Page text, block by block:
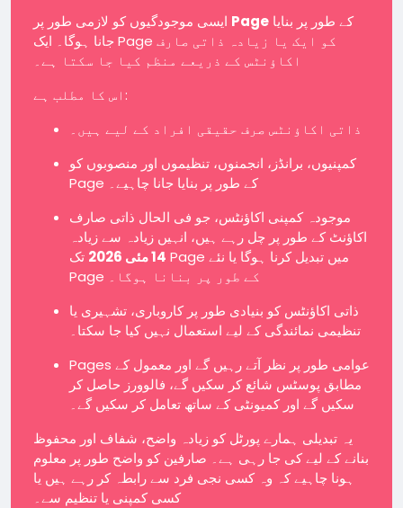
Page
جانا ہوگا۔ ایک Page کو ایک یا زیادہ ذاتی صارف
اکاؤنٹس کے ذریعے منظم کیا جا سکتا ہے۔
اس کا مطلب ہے:
ذاتی اکاؤنٹس صرف حقیقی افراد کے لیے ہیں۔
کمپنیوں، برانڈز، انجمنوں، تنظیموں اور منصوبوں کو
Page کے طور پر بنایا جانا چاہیے۔
موجودہ کمپنی اکاؤنٹس، جو فی الحال ذاتی صارف
اکاؤنٹ کے طور پر چل رہے ہیں، انہیں زیادہ سے زیادہ
14 مئی 2026
تک Page میں تبدیل کرنا ہوگا یا نئے
Page کے طور پر بنانا ہوگا۔
ذاتی اکاؤنٹس کو بنیادی طور پر کاروباری، تشہیری یا
تنظیمی نمائندگی کے لیے استعمال نہیں کیا جا سکتا۔
Pages عوامی طور پر نظر آتے رہیں گے اور معمول کے
مطابق پوسٹس شائع کر سکیں گے، فالوورز حاصل کر
سکیں گے اور کمیونٹی کے ساتھ تعامل کر سکیں گے۔
یہ تبدیلی ہمارے پورٹل کو زیادہ واضح، شفاف اور محفوظ
بنانے کے لیے کی جا رہی ہے۔ صارفین کو واضح طور پر معلوم
ہونا چاہیے کہ وہ کسی نجی فرد سے رابطہ کر رہے ہیں یا
کسی کمپنی یا تنظیم سے۔